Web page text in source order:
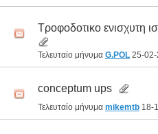
Τροφοδοτικο ενισχυτη
Τελευταίο μήνυμα G.POL 25-02-
conceptum ups
Τελευταίο μήνυμα mikemtb 18-